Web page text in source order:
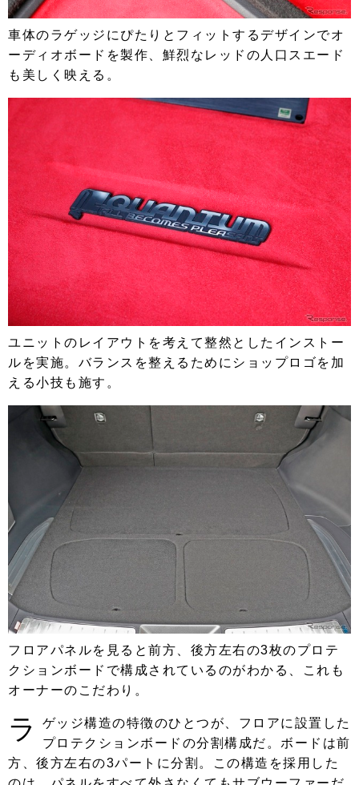
車体のラゲッジにぴたりとフィットするデザインでオ
ーディオボードを製作、鮮烈なレッドの人口スエード
も美しく映える。
ユニットのレイアウトを考えて整然としたインストー
ルを実施。バランスを整えるためにショップロゴを加
える小技も施す。
フロアパネルを見ると前方、後方左右の3枚のプロテ
クションボードで構成されているのがわかる、これも
オーナーのこだわり。
ラ
ゲッジ構造の特徴のひとつが、フロアに設置した
プロテクションボードの分割構成だ。ボードは前
方、後方左右の3パートに分割。この構造を採用した